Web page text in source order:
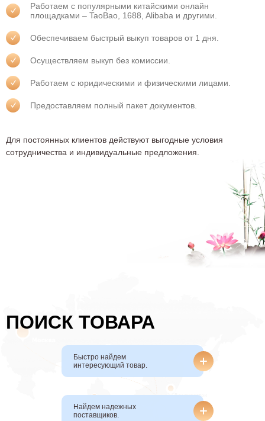
Работаем с популярными китайскими онлайн
площадками – TaoBao, 1688, Alibaba и другими.
Обеспечиваем быстрый выкуп товаров от 1 дня.
Осуществляем выкуп без комиссии.
Работаем с юридическими и физическими лицами.
Предоставляем полный пакет документов.
Для постоянных клиентов действуют выгодные условия
сотрудничества и индивидуальные предложения.
ПОИСК ТОВАРА
Быстро найдем
интересующий товар.
Найдем надежных
поставщиков.
Тюмень
Улан-Удэ Ульяновск
Уссурийск Уфа
Хабаровск Ханты-Мансийск
Хасавюрт Чебоксары